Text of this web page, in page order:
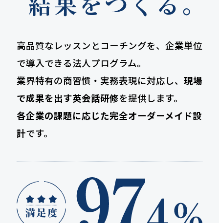
高品質なレッスンとコーチングを、企業単位
で導入できる法人プログラム。
業界特有の商習慣・実務表現に対応し、 現場
で成果を出す英会話研修を提供します。
各企業の課題に応じた完全オーダーメイド設
計です。